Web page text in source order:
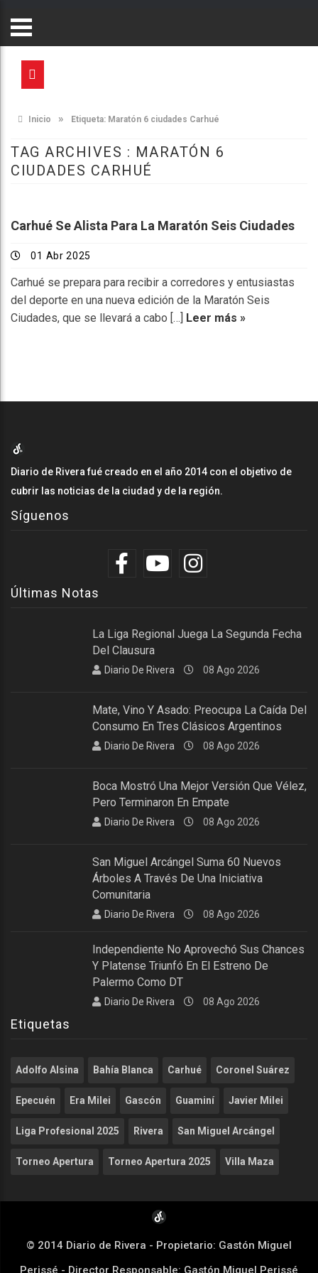
Inicio » Etiqueta: Maratón 6 ciudades Carhué
TAG ARCHIVES : MARATÓN 6
CIUDADES CARHUÉ
Carhué Se Alista Para La Maratón Seis Ciudades
01 Abr 2025
Carhué se prepara para recibir a corredores y entusiastas
del deporte en una nueva edición de la Maratón Seis
Ciudades, que se llevará a cabo […] Leer más »
Diario de Rivera fué creado en el año 2014 con el objetivo de
cubrir las noticias de la ciudad y de la región.
Síguenos
Últimas Notas
La Liga Regional Juega La Segunda Fecha
Del Clausura
Diario De Rivera 08 Ago 2026
Mate, Vino Y Asado: Preocupa La Caída Del
Consumo En Tres Clásicos Argentinos
Diario De Rivera 08 Ago 2026
Boca Mostró Una Mejor Versión Que Vélez,
Pero Terminaron En Empate
Diario De Rivera 08 Ago 2026
San Miguel Arcángel Suma 60 Nuevos
Árboles A Través De Una Iniciativa
Comunitaria
Diario De Rivera 08 Ago 2026
Independiente No Aprovechó Sus Chances
Y Platense Triunfó En El Estreno De
Palermo Como DT
Diario De Rivera 08 Ago 2026
Etiquetas
Adolfo Alsina Bahía Blanca Carhué Coronel Suárez
Epecuén Era Milei Gascón Guaminí Javier Milei
Liga Profesional 2025 Rivera San Miguel Arcángel
Torneo Apertura Torneo Apertura 2025 Villa Maza
© 2014 Diario de Rivera - Propietario: Gastón Miguel
Perissé - Director Responsable: Gastón Miguel Perissé